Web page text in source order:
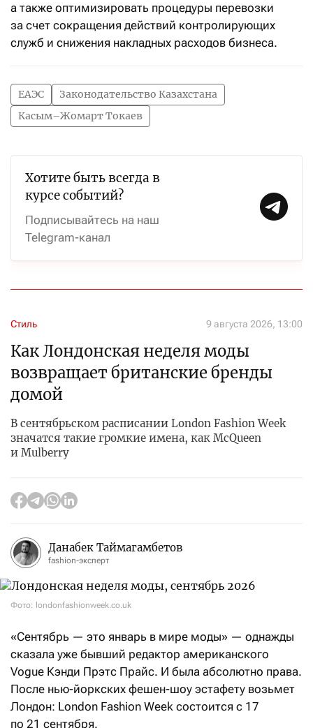
а также оптимизировать процедуры перевозки
за счет сокращения действий контролирующих
служб и снижения накладных расходов бизнеса.
ЕАЭС
Законодательство Казахстана
Касым–Жомарт Токаев
Хотите быть всегда в
курсе событий?
Подписывайтесь на наш
Telegram-канал
Стиль 9 августа 2026, 13:00
Как Лондонская неделя моды
возвращает британские бренды
домой
В сентябрьском расписании London Fashion Week
значатся такие громкие имена, как McQueen
и Mulberry
Данабек Таймагамбетов
fashion-эксперт
Фото: londonfashionweek.co.uk
«Сентябрь — это январь в мире моды» — однажды
сказала уже бывший редактор американского
Vogue Кэнди Прэтс Прайс. И была абсолютно права.
После нью-йоркских фешен-шоу эстафету возьмет
Лондон: London Fashion Week состоится с 17
по 21 сентября.